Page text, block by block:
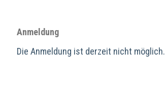
Anmeldung
Die Anmeldung ist derzeit nicht möglich.